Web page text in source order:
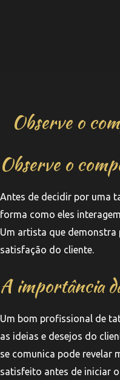
Observe o
Observe o
Antes de decidir por uma
forma como eles
Um artista que demonstra
satisfação do cliente.
A importância
Um bom profissional de
as ideias e desejos do
se comunica pode revelar
satisfeito antes de iniciar